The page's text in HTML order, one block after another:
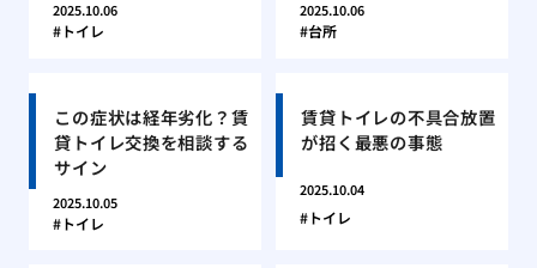
2025.10.06
トイレ
2025.10.06
台所
この症状は経年劣化？賃
貸トイレ交換を相談する
サイン
2025.10.05
トイレ
賃貸トイレの不具合放置
が招く最悪の事態
2025.10.04
トイレ